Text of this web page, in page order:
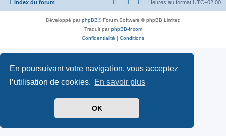
En poursuivant votre navigation, vous acceptez
l’utilisation de cookies. En savoir plus
OK
Index du forum Heures au format UTC+02:00
Développé parphpBB® Forum Software © phpBB Limited
Traduit parphpBB-fr.com
Confidentialité | Conditions